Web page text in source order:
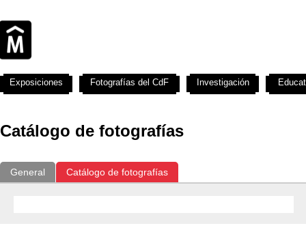
Catálogo de fotografías
General Catálogo de fotografías
Exposiciones Fotografías del CdF Investigación